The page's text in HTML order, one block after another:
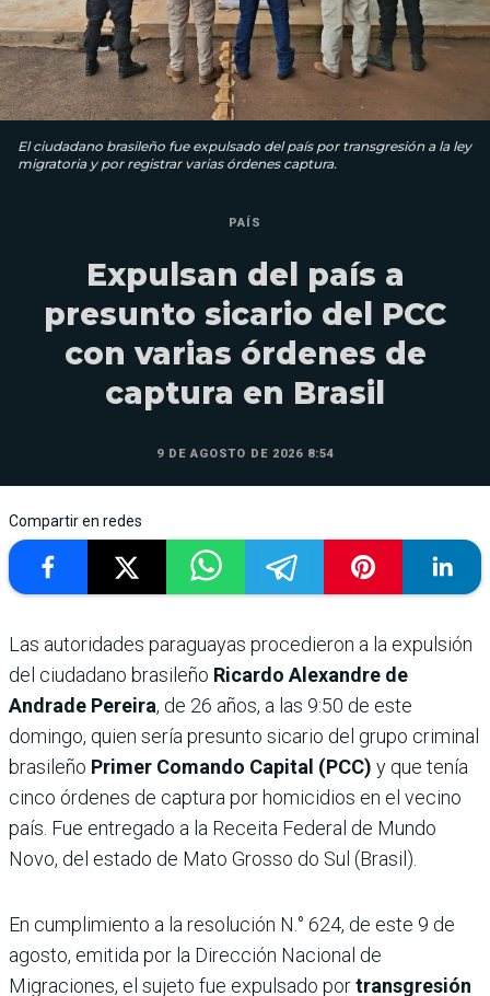
El ciudadano brasileño fue expulsado del país por transgresión a la ley
migratoria y por registrar varias órdenes captura.
PAÍS
Expulsan del país a
presunto sicario del PCC
con varias órdenes de
captura en Brasil
9 DE AGOSTO DE 2026 8:54
Compartir en redes
Las autoridades paraguayas procedieron a la expulsión
del ciudadano brasileño Ricardo Alexandre de
Andrade Pereira, de 26 años, a las 9:50 de este
domingo, quien sería presunto sicario del grupo criminal
brasileño Primer Comando Capital (PCC) y que tenía
cinco órdenes de captura por homicidios en el vecino
país. Fue entregado a la Receita Federal de Mundo
Novo, del estado de Mato Grosso do Sul (Brasil).
En cumplimiento a la resolución N.° 624, de este 9 de
agosto, emitida por la Dirección Nacional de
Migraciones, el sujeto fue expulsado portransgresión